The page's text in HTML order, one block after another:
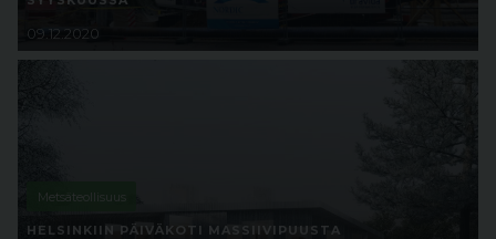
09.12.2020
Metsäteollisuus
HELSINKIIN PÄIVÄKOTI MASSIIVIPUUSTA